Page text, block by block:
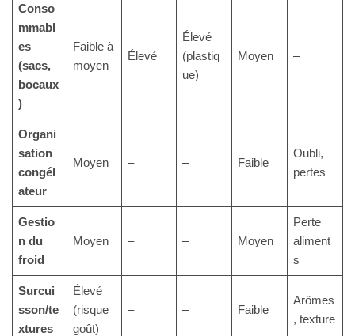
Conso
mmabl
es
(sacs,
bocaux
)
Faible à
moyen
Élevé
Élevé
(plastiq
ue)
Moyen –
Organi
sation
congél
ateur
Moyen – – Faible
Oubli,
pertes
Gestio
n du
froid
Moyen – – Moyen
Perte
aliment
s
Surcui
sson/te
xtures
Élevé
(risque
goût)
– – Faible
Arômes
, texture